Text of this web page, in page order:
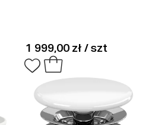
1 999,00 zł / szt